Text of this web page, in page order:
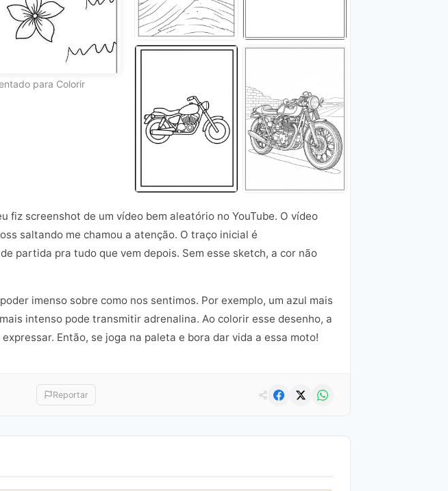
para Colorir
fiz screenshot de um vídeo bem aleatório no YouTube. O vídeo
saltando me chamou a atenção. O traço inicial é
partida pra tudo que vem depois. Sem esse sketch, a cor não
imenso sobre como nos sentimos. Por exemplo, um azul mais
intenso pode transmitir adrenalina. Ao colorir esse desenho, a
Então, se joga na paleta e bora dar vida a essa moto!
Reportar